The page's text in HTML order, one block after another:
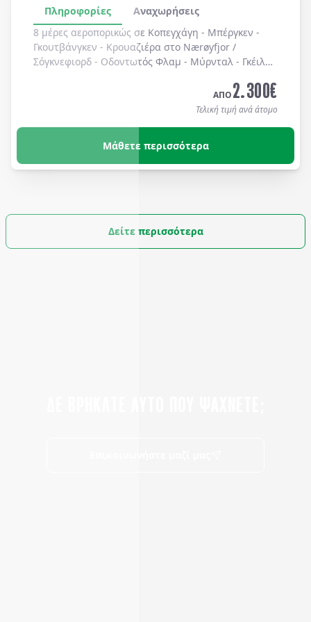
Πληροφορίες
Αναχωρήσεις
8 μέρες αεροπορικώς σε Κοπεγχάγη - Μπέργκεν -
Γκουτβάνγκεν - Κρουαζιέρα στο Nærøyfjor /
Σόγκνεφιορδ - Οδοντωτός Φλαμ - Μύρνταλ - Γκέιλο -
Στοκχόλμη. Διαμονή σε ξενοδοχεία 3* & 4* με
ΑΠΟ2.300€
Τελική τιμή ανά άτομο
Μάθετε περισσότερα
Δείτε περισσότερα